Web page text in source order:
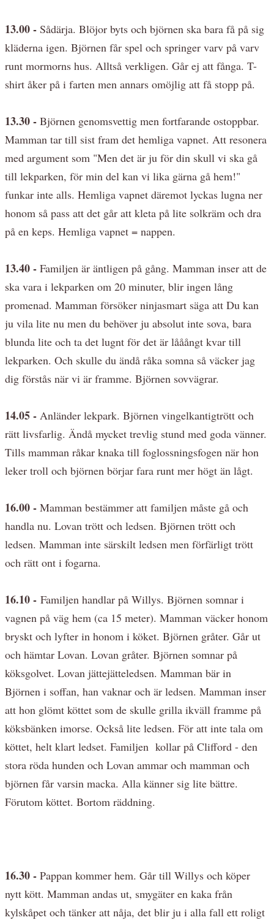
13.00 - Sådärja. Blöjor byts och björnen ska bara få på sig
kläderna igen. Björnen får spel och springer varv på varv
runt mormorns hus. Alltså verkligen. Går ej att fånga. T-
shirt åker på i farten men annars omöjlig att få stopp på.
13.30 - Björnen genomsvettig men fortfarande ostoppbar.
Mamman tar till sist fram det hemliga vapnet. Att resonera
med argument som "Men det är ju för din skull vi ska gå
till lekparken, för min del kan vi lika gärna gå hem!"
funkar inte alls. Hemliga vapnet däremot lyckas lugna ner
honom så pass att det går att kleta på lite solkräm och dra
på en keps. Hemliga vapnet = nappen.
13.40 - Familjen är äntligen på gång. Mamman inser att de
ska vara i lekparken om 20 minuter, blir ingen lång
promenad. Mamman försöker ninjasmart säga att Du kan
ju vila lite nu men du behöver ju absolut inte sova, bara
blunda lite och ta det lugnt för det är lååångt kvar till
lekparken. Och skulle du ändå råka somna så väcker jag
dig förstås när vi är framme. Björnen sovvägrar.
14.05 - Anländer lekpark. Björnen vingelkantigtrött och
rätt livsfarlig. Ändå mycket trevlig stund med goda vänner.
Tills mamman råkar knaka till foglossningsfogen när hon
leker troll och björnen börjar fara runt mer högt än lågt.
16.00 - Mamman bestämmer att familjen måste gå och
handla nu. Lovan trött och ledsen. Björnen trött och
ledsen. Mamman inte särskilt ledsen men förfärligt trött
och rätt ont i fogarna.
16.10 - Familjen handlar på Willys. Björnen somnar i
vagnen på väg hem (ca 15 meter). Mamman väcker honom
bryskt och lyfter in honom i köket. Björnen gråter. Går ut
och hämtar Lovan. Lovan gråter. Björnen somnar på
köksgolvet. Lovan jättejätteledsen. Mamman bär in
Björnen i soffan, han vaknar och är ledsen. Mamman inser
att hon glömt köttet som de skulle grilla ikväll framme på
köksbänken imorse. Också lite ledsen. För att inte tala om
köttet, helt klart ledset. Familjen kollar på Clifford - den
stora röda hunden och Lovan ammar och mamman och
björnen får varsin macka. Alla känner sig lite bättre.
Förutom köttet. Bortom räddning.
16.30 - Pappan kommer hem. Går till Willys och köper
nytt kött. Mamman andas ut, smygäter en kaka från
kylskåpet och tänker att nåja, det blir ju i alla fall ett roligt